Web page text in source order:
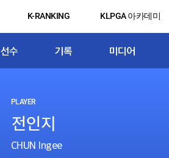
K-RANKING KLPGA 아카데미
선수 기록 미디어
PLAYER
CHUN Ingee